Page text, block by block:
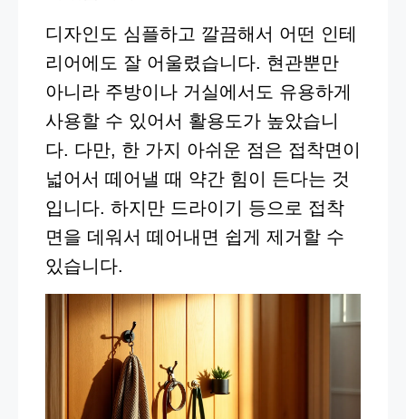
디자인도 심플하고 깔끔해서 어떤 인테
리어에도 잘 어울렸습니다. 현관뿐만
아니라 주방이나 거실에서도 유용하게
사용할 수 있어서 활용도가 높았습니
다. 다만, 한 가지 아쉬운 점은 접착면이
넓어서 떼어낼 때 약간 힘이 든다는 것
입니다. 하지만 드라이기 등으로 접착
면을 데워서 떼어내면 쉽게 제거할 수
있습니다.